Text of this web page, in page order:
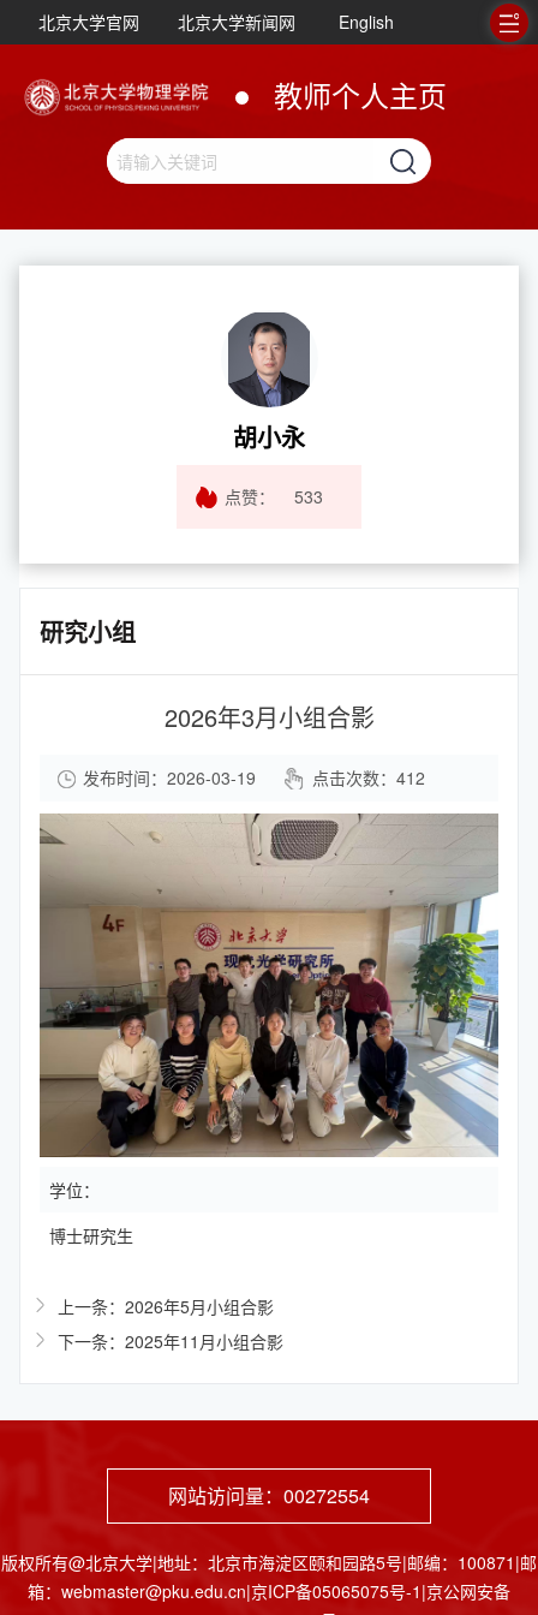
北京大学官网 北京大学新闻网 English
教师个人主页
胡小永
点赞： 533
研究小组
2026年3月小组合影
发布时间：2026-03-19 点击次数： 412
学位：
博士研究生
上一条：2026年5月小组合影
下一条：2025年11月小组合影
网站访问量： 00272554
版权所有@北京大学|地址：北京市海淀区颐和园路5号|邮编：100871|邮
箱：webmaster@pku.edu.cn|京ICP备05065075号-1|京公网安备